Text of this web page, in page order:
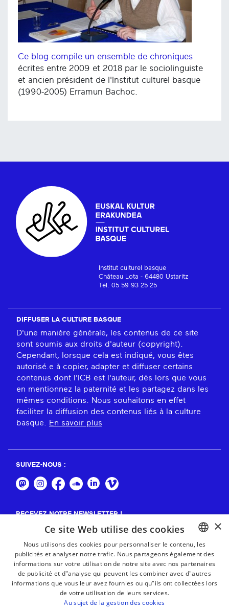
Ce blog compile un ensemble de chroniques
écrites entre 2009 et 2018 par le sociolinguiste
et ancien président de l'Institut culturel basque
(1990-2005) Erramun Bachoc.
Institut culturel basque
Château Lota - 64480 Ustaritz
Tél. 05 59 93 25 25
DIFFUSER LA CULTURE BASQUE
D'une manière générale, les contenus de ce site
sont soumis aux droits d'auteur (copyright).
Cependant, lorsque cela est indiqué, vous êtes
autorisé.e à copier, adapter et diffuser certains
contenus dont l'ICB est l'auteur, dès lors que vous
en mentionnez la paternité et les partagez dans les
mêmes conditions. Nous souhaitons en effet
faciliter la diffusion des contenus liés à la culture
basque. En savoir plus
SUIVEZ-NOUS :
RECEVEZ NOTRE NEWSLETTER !
BASQUE
FRENCH
×
Ce site Web utilise des cookies
Nous utilisons des cookies pour personnaliser le contenu, les
publicités et analyser notre trafic. Nous partageons également des
informations sur votre utilisation de notre site avec nos partenaires
de publicité et d"analyse qui peuvent les combiner avec d"autres
informations que vous leur avez fournies ou qu"ils ont collectées lors
de votre utilisation de leurs services.
Au sujet de la gestion des cookies